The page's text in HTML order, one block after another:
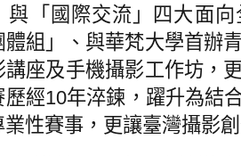
與「國際交流」四大面
體組」、與華梵大學首辦
講座及手機攝影工作坊，
歷經10年淬鍊，躍升為結
業性賽事，更讓臺灣攝影